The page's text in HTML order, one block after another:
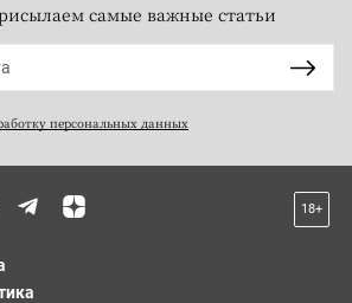
самые важные статьи
персональных данных
18+